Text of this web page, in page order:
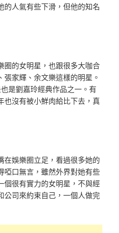
的人氣有些下滑，但他的知名
圈的女明星，也跟很多大咖合
家輝、余文樂這樣的明星。
是劉嘉玲經典作品之一。有
也沒有被小鮮肉給比下去，真
在娛樂圈立足，看過很多她的
啞口無言，雖然外界對她有些
個很有實力的女明星，不與經
公司來約束自己，一個人做完